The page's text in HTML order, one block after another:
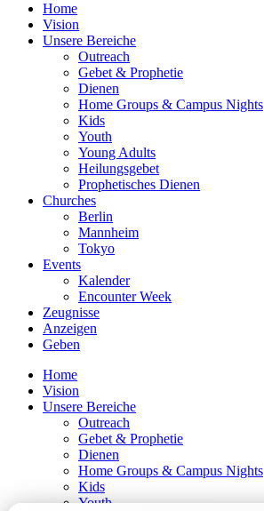
Home
Vision
Unsere Bereiche
Outreach
Gebet & Prophetie
Dienen
Home Groups & Campus Nights
Kids
Youth
Young Adults
Heilungsgebet
Prophetisches Dienen
Churches
Berlin
Mannheim
Tokyo
Events
Kalender
Encounter Week
Zeugnisse
Anzeigen
Geben
Home
Vision
Unsere Bereiche
Outreach
Gebet & Prophetie
Dienen
Home Groups & Campus Nights
Kids
Youth